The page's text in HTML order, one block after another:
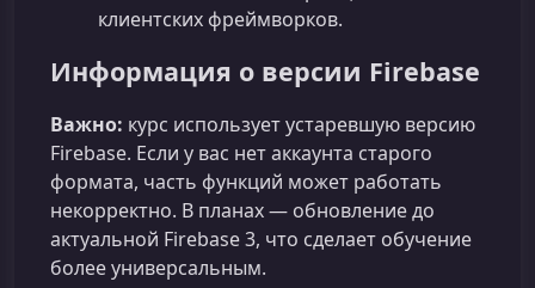
клиентских фреймворков.
Информация о версии Firebase
Важно: курс использует устаревшую версию
Firebase. Если у вас нет аккаунта старого
формата, часть функций может работать
некорректно. В планах — обновление до
актуальной Firebase 3, что сделает обучение
более универсальным.